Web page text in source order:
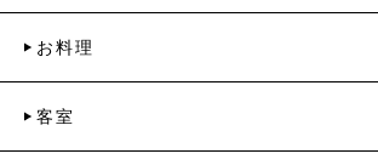
お料理
客室